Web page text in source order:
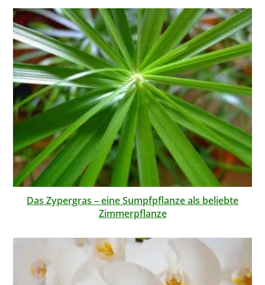
Das Zypergras – eine Sumpfpflanze als beliebte
Zimmerpflanze